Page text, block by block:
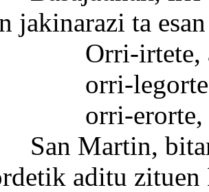
jakinarazi ta
irtete,
legorte,
erorte,
Martin,
aditu zituen